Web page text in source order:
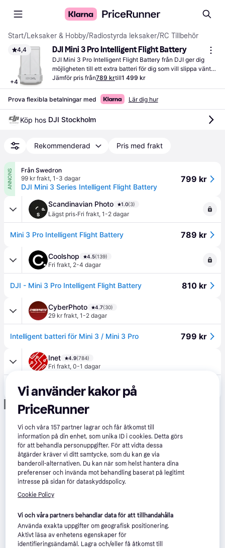
Start/Leksaker & Hobby/Radiostyrda leksaker/RC Tillbehör
4,4
+4
DJI Mini 3 Pro Intelligent Flight Battery
DJI Mini 3 Pro Intelligent Flight Battery från DJI ger dig
möjligheten till ett extra batteri för dig som vill slippa vänta
på laddningstid och bara vill byta batteri och fortsätta köra.
Jämför pris från789 krtill1 499 kr
Prova flexibla betalningar med Lär dig hur
Köp hos DJI Stockholm
Rekommenderad Pris med frakt
ANNONS
Från Swedron
99 kr frakt, 1-3 dagar
DJI Mini 3 Series Intelligent Flight Battery
799 kr
Scandinavian Photo 1.0(3)
Lägst pris·Fri frakt, 1-2 dagar
Mini 3 Pro Intelligent Flight Battery 789 kr
Coolshop 4.5(139)
Fri frakt, 2-4 dagar
DJI - Mini 3 Pro Intelligent Flight Battery 810 kr
CyberPhoto 4.7(30)
29 kr frakt, 1-2 dagar
Intelligent batteri för Mini 3 / Mini 3 Pro 799 kr
Inet 4.9(784)
Fri frakt, 0-1 dagar
DJI Mini 3 Series Intelligent Flight Battery
Annons
Vi använder kakor på
PriceRunner
Vi och våra157 partner lagrar och får åtkomst till
information på din enhet, som unika ID i cookies. Detta görs
för att behandla personuppgifter. För att vidta dessa
åtgärder kräver vi ditt samtycke, som du kan ge via
banderoll-alternativen. Du kan när som helst hantera dina
preferenser och invända mot behandling baserat på legitimt
intresse på sidan för dataskyddspolicy.
Cookie Policy
Vi och våra partners behandlar data för att tillhandahålla
Använda exakta uppgifter om geografisk positionering.
Aktivt läsa av enhetens egenskaper för
identifieringsändamål. Lagra och/eller få åtkomst till